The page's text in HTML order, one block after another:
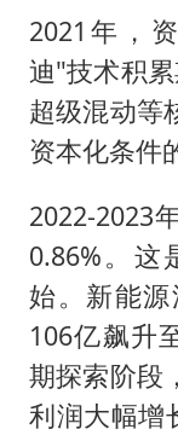
2021年，
迪"技术积
超级混动等
资本化条件
2022-2023
0.86%。
始。新能
106亿飙升
期探索阶段
利润大幅增